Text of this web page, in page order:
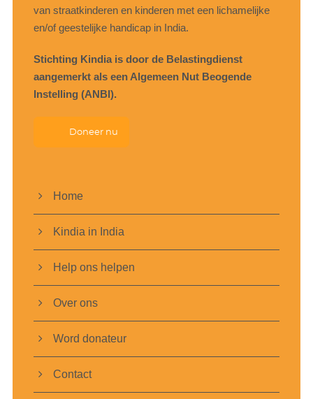
van straatkinderen en kinderen met een lichamelijke
en/of geestelijke handicap in India.
Stichting Kindia is door de Belastingdienst
aangemerkt als een Algemeen Nut Beogende
Instelling (ANBI).
Doneer nu
Home
Kindia in India
Help ons helpen
Over ons
Word donateur
Contact